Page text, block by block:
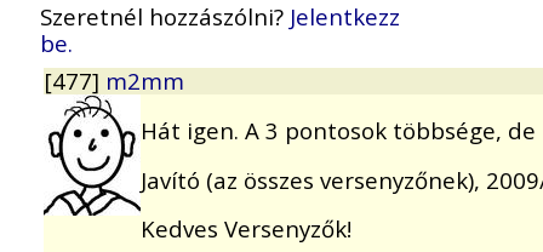
Szeretnél hozzászólni? Jelentkezz
be.
[477] m2mm
Hát igen. A 3 pontosok többsége,
Javító (az összes versenyzőnek),
Kedves Versenyzők!